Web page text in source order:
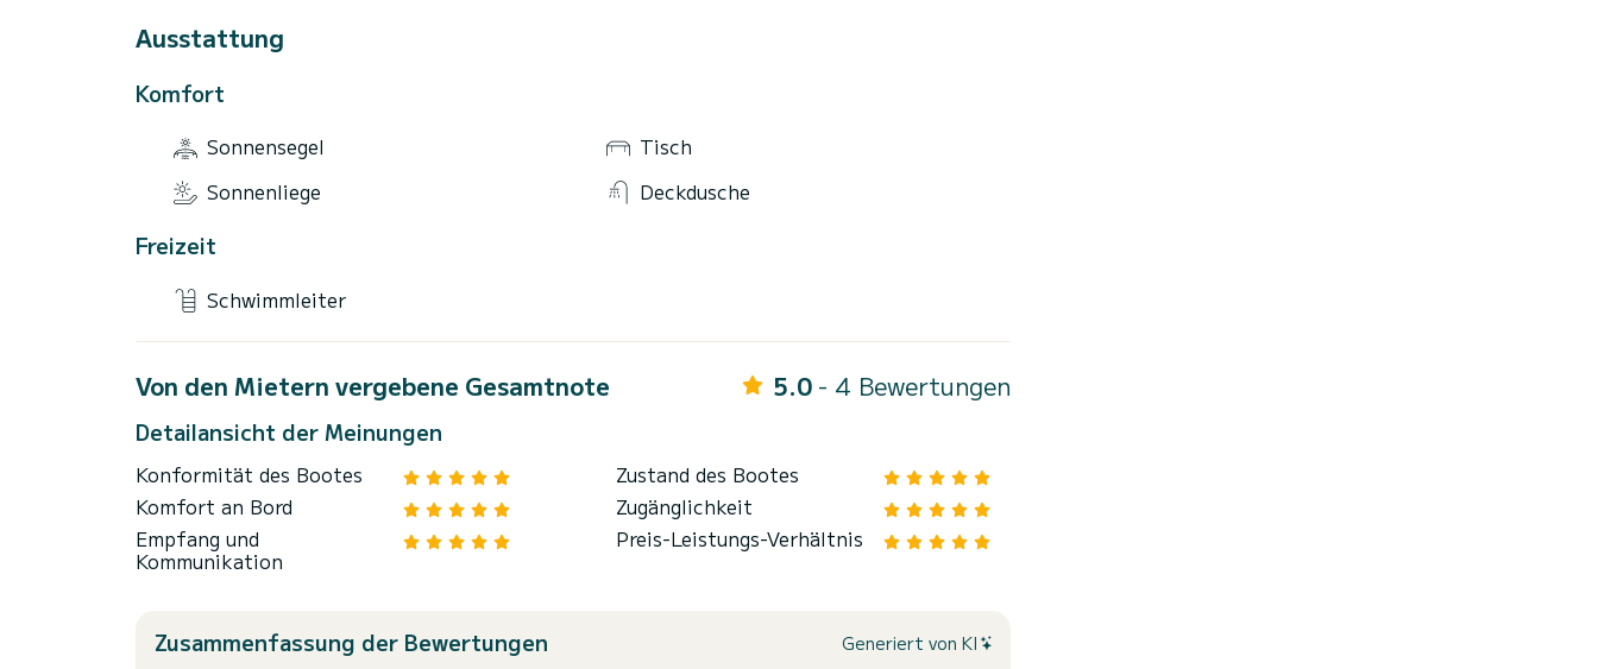
Ausstattung
Komfort
Sonnensegel
Tisch
Sonnenliege
Deckdusche
Freizeit
Schwimmleiter
Von den Mietern vergebene Gesamtnote 5.0 - 4 Bewertungen
Detailansicht der Meinungen
Konformität des Bootes
Zustand des Bootes
Komfort an Bord
Zugänglichkeit
Empfang und
Kommunikation
Preis-Leistungs-Verhältnis
Zusammenfassung der Bewertungen Generiert von KI